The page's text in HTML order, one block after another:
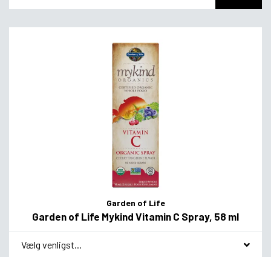
Garden of Life
Garden of Life Mykind Vitamin C Spray, 58 ml
* smag